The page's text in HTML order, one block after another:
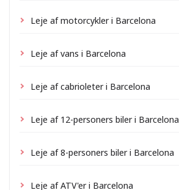
Leje af motorcykler i Barcelona
Leje af vans i Barcelona
Leje af cabrioleter i Barcelona
Leje af 12-personers biler i Barcelona
Leje af 8-personers biler i Barcelona
Leje af ATV'er i Barcelona